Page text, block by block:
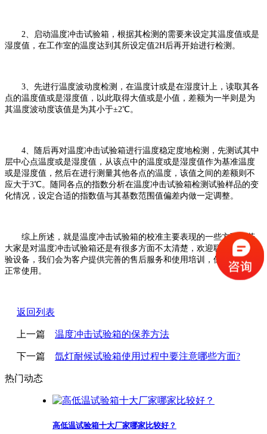
2、启动温度冲击试验箱，根据其检测的需要来设定其温度值或是
湿度值，在工作室的温度达到其所设定值2H后再开始进行检测。
3、先进行温度波动度检测，在温度计或是在湿度计上，读取其各
点的温度值或是湿度值，以此取得大值或是小值，差额为一半则是为
其温度波动度该值是为其小于±2℃。
4、随后再对温度冲击试验箱进行温度稳定度地检测，先测试其中
层中心点温度或是湿度值，从该点中的温度或是湿度值作为基准温度
或是湿度值，然后在进行测量其他各点的温度，该值之间的差额则不
应大于3℃。随同各点的指数分析在温度冲击试验箱检测试验样品的变
化情况，设定合适的指数值与其基数范围值偏差内做一定调整。
综上所述，就是温度冲击试验箱的校准主要表现的一些方面。若
大家是对温度冲击试验箱还是有很多方面不太清楚，欢迎联系高天试
验设备，我们会为客户提供完善的售后服务和使用培训，保障设备的
正常使用。
返回列表
上一篇 温度冲击试验箱的保养方法
下一篇 氙灯耐候试验箱使用过程中要注意哪些方面?
热门动态
高低温试验箱十大厂家哪家比较好？